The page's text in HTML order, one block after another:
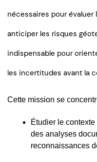
nécessaires pour
anticiper les risques
indispensable pour
les incertitudes avant la
Cette mission se
Étudier le
des analyses
reconnaissances